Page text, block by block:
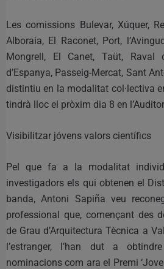
Les comissions Bulevar, Xúquer,
Alboraia, El Raconet, Port,
Mongrell, El Canet, Taüt, Raval
d’Espanya, Passeig-Mercat, Sant
distintiu en la modalitat col·lectiva
tindrà lloc el pròxim dia 8 en
Visibilitzar jóvens valors científics
Pel que fa a la modalitat
investigadors els qui obtenen el
banda, Antoni Sapiña veu
professional que, començant des
de Grau d’Arquitectura Tècnica a
l’estranger, l’han dut a
nominacions com ara el Premi